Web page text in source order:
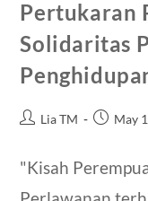
Pertukaran
Solidaritas
Lia TM May
"Kisah